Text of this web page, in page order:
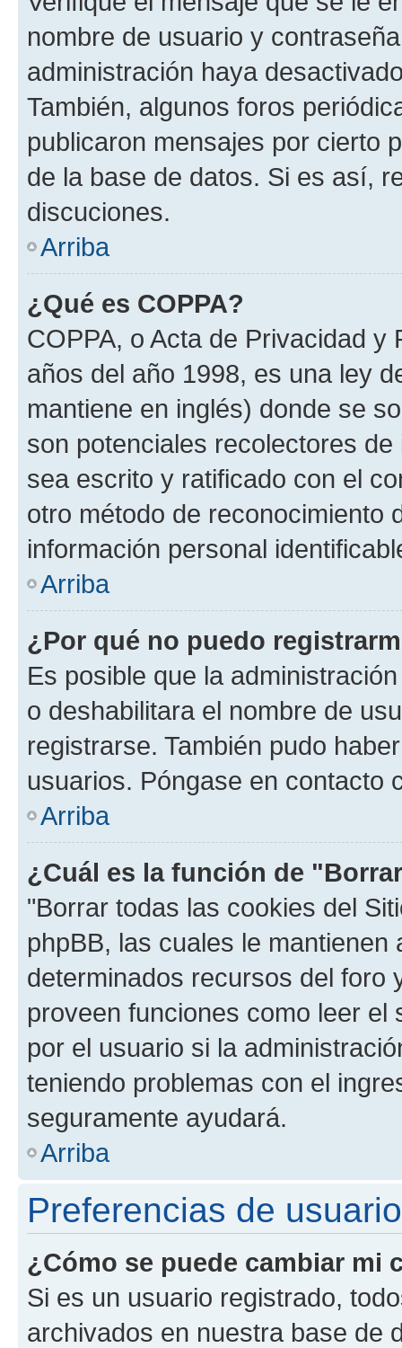
nombre de usuario y
administración haya
También, algunos foros
publicaron mensajes por cierto
de la base de datos. Si es así,
discuciones.
Arriba
¿Qué es COPPA?
COPPA, o Acta de Privacidad
años del año 1998, es una ley
mantiene en inglés) donde se
son potenciales recolectores
sea escrito y ratificado con el
otro método de reconocimiento
información personal
Arriba
¿Por qué no puedo
Es posible que la
o deshabilitara el nombre de
registrarse. También pudo
usuarios. Póngase en contacto
Arriba
¿Cuál es la función de
"Borrar todas las cookies del
phpBB, las cuales le
determinados recursos del foro
proveen funciones como leer el
por el usuario si la
teniendo problemas con el
seguramente ayudará.
Arriba
Preferencias de
¿Cómo se puede cambiar mi
Si es un usuario registrado,
archivados en nuestra base de